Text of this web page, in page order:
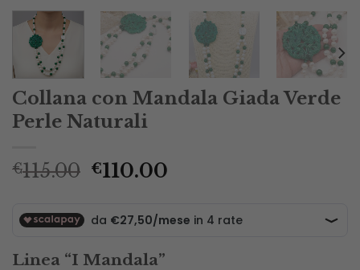
Collana con Mandala Giada Verde
Perle Naturali
€115.00 Il
originale
era:
€115.00.
€110.00
è:
Linea “I Mandala”